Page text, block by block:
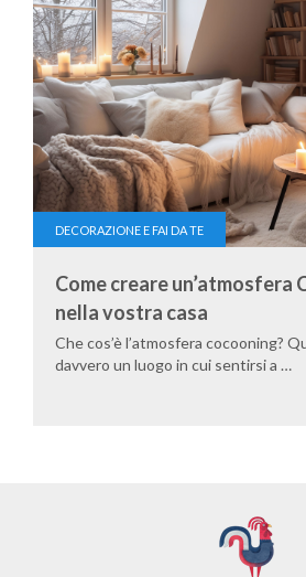
DECORAZIONE E FAI DA TE
Come creare un’atmosfera
nella vostra casa
Che cos’è l’atmosfera cocooning?
davvero un luogo in cui sentirsi a …